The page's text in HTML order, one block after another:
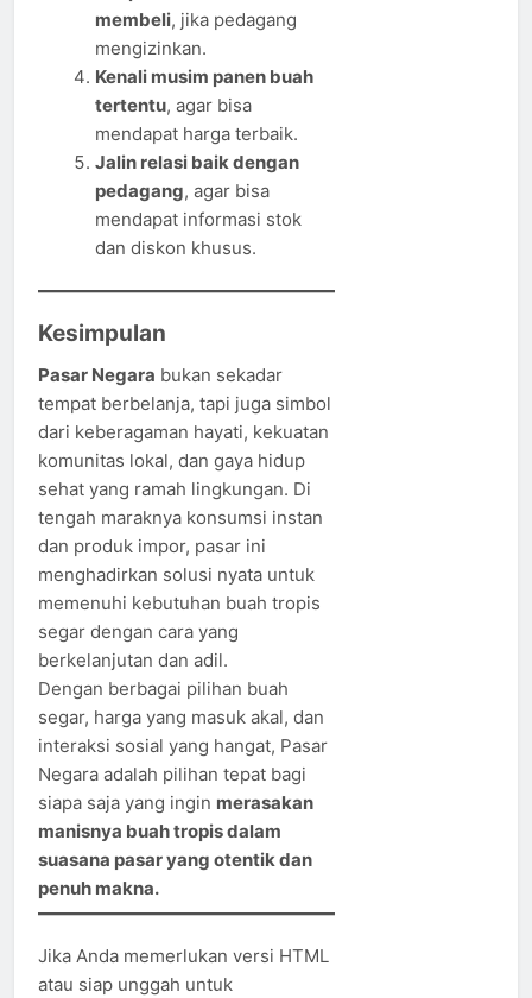
membeli, jika pedagang
mengizinkan.
Kenali musim panen buah
tertentu, agar bisa
mendapat harga terbaik.
Jalin relasi baik dengan
pedagang, agar bisa
mendapat informasi stok
dan diskon khusus.
Kesimpulan
Pasar Negara bukan sekadar
tempat berbelanja, tapi juga simbol
dari keberagaman hayati, kekuatan
komunitas lokal, dan gaya hidup
sehat yang ramah lingkungan. Di
tengah maraknya konsumsi instan
dan produk impor, pasar ini
menghadirkan solusi nyata untuk
memenuhi kebutuhan buah tropis
segar dengan cara yang
berkelanjutan dan adil.
Dengan berbagai pilihan buah
segar, harga yang masuk akal, dan
interaksi sosial yang hangat, Pasar
Negara adalah pilihan tepat bagi
siapa saja yang ingin merasakan
manisnya buah tropis dalam
suasana pasar yang otentik dan
penuh makna.
Jika Anda memerlukan versi HTML
atau siap unggah untuk